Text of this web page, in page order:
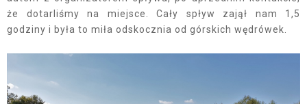
że dotarliśmy na miejsce. Cały spływ zajął nam 1,5
godziny i była to miła odskocznia od górskich wędrówek.